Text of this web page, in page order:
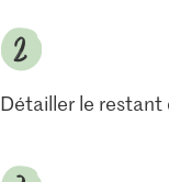
Détailler le